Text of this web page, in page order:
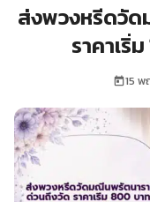
ส่งพวงหรีดวั
ราคาเริ่
15